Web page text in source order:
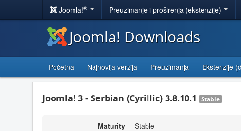
Joomla!® Preuzimanje i proširenja (ekstenzije)
Joomla! Downloads
Početna Najnovija verzija Preuzimanja Ekstenzije
Joomla! 3 - Serbian (Cyrillic) 3.8.10.1 Stable
Maturity
Stable